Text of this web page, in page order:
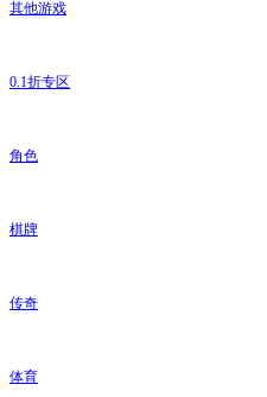
其他游戏
0.1折专区
角色
棋牌
传奇
体育